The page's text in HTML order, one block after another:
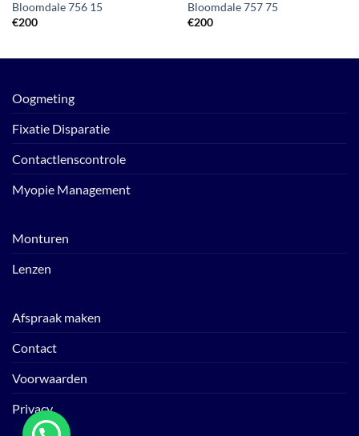
Bloomdale 756 15
€200
Bloomdale 757 75
€200
Oogmeting
Fixatie Disparatie
Contactlenscontrole
Myopie Management
Monturen
Lenzen
Afspraak maken
Contact
Voorwaarden
Privacy